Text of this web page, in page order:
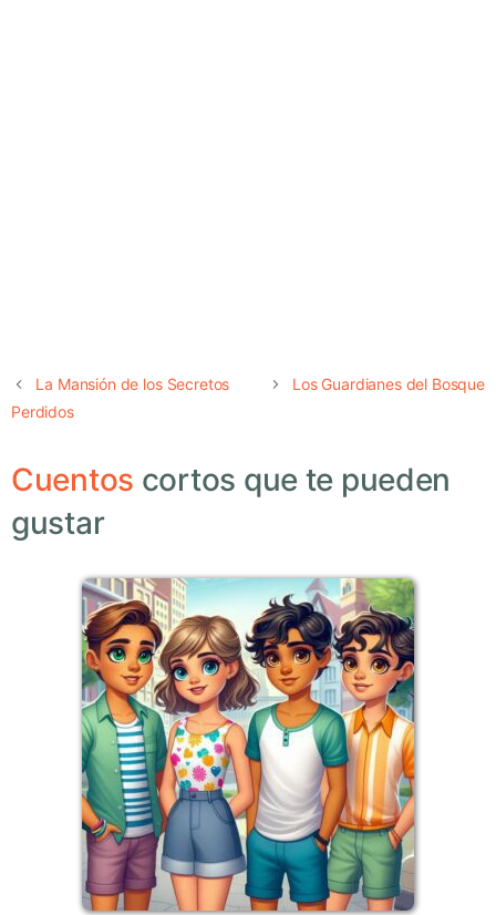
La Mansión de los Secretos
Perdidos
Los Guardianes del Bosque
Cuentos cortos que te pueden
gustar